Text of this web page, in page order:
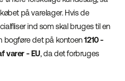
på varelager. Hvis de
ind som skal bruges til en
bogføre det på kontoen1210 -
varer - EU, da det forbruges